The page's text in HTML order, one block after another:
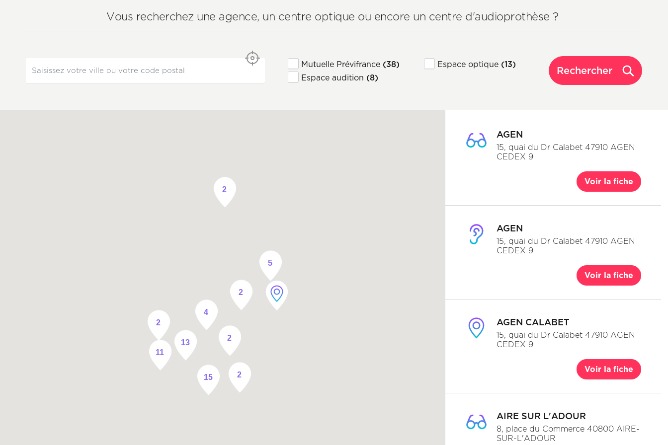
Vous recherchez une agence, un centre optique ou encore un centre d'audioprothèse ?
Adresse
ma
localisation
Type
d'agence
Mutuelle Prévifrance (38) Espace optique (13)
Espace audition (8)
Rechercher
15 2
2
4
2
11
13
2
5
2
AGEN
15, quai du Dr Calabet 47910 AGEN
CEDEX 9
Voir la fiche
AGEN
15, quai du Dr Calabet 47910 AGEN
CEDEX 9
Voir la fiche
AGEN CALABET
15, quai du Dr Calabet 47910 AGEN
CEDEX 9
Voir la fiche
AIRE SUR L'ADOUR
8, place du Commerce 40800 AIRE-
SUR-L'ADOUR